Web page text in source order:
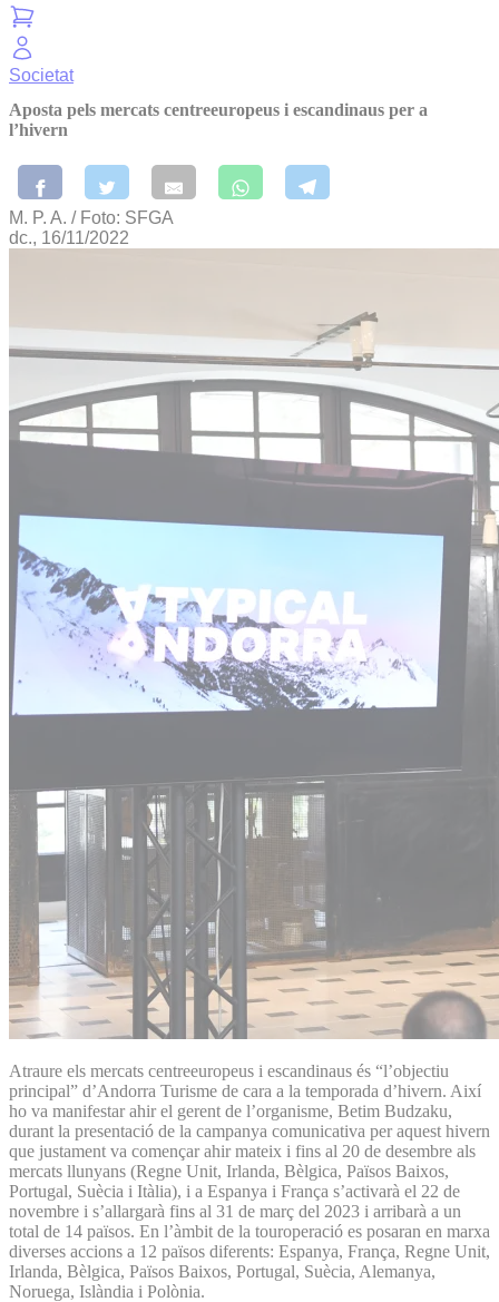
Societat
Aposta pels mercats centreeuropeus i escandinaus per a
l’hivern
M. P. A. / Foto: SFGA
dc., 16/11/2022
Atraure els mercats centreeuropeus i escandinaus és “l’objectiu
principal” d’Andorra Turisme de cara a la temporada d’hivern. Així
ho va manifestar ahir el gerent de l’organisme, Betim Budzaku,
durant la presentació de la campanya comunicativa per aquest hivern
que justament va començar ahir mateix i fins al 20 de desembre als
mercats llunyans (Regne Unit, Irlanda, Bèlgica, Països Baixos,
Portugal, Suècia i Itàlia), i a Espanya i França s’activarà el 22 de
novembre i s’allargarà fins al 31 de març del 2023 i arribarà a un
total de 14 països. En l’àmbit de la touroperació es posaran en marxa
diverses accions a 12 països diferents: Espanya, França, Regne Unit,
Irlanda, Bèlgica, Països Baixos, Portugal, Suècia, Alemanya,
Noruega, Islàndia i Polònia.